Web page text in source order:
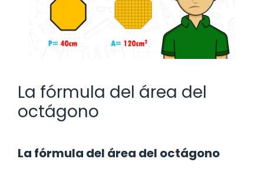
La fórmula del área del
octágono
La fórmula del área del octágono